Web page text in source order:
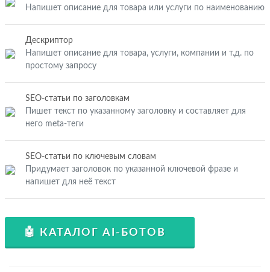
Напишет описание для товара или услуги по наименованию
Дескриптор
Напишет описание для товара, услуги, компании и т.д. по
простому запросу
SEO-статьи по заголовкам
Пишет текст по указанному заголовку и составляет для
него meta-теги
SEO-статьи по ключевым словам
Придумает заголовок по указанной ключевой фразе и
напишет для неё текст
🤖 КАТАЛОГ AI-БОТОВ